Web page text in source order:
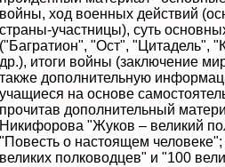
войны, ход военных действий
страны-участницы), суть
("Багратион", "Ост", "Цитадель",
др.), итоги войны (заключение
также дополнительную
учащиеся на основе
прочитав дополнительный
Никифорова "Жуков – великий
"Повесть о настоящем
великих полководцев" и "100